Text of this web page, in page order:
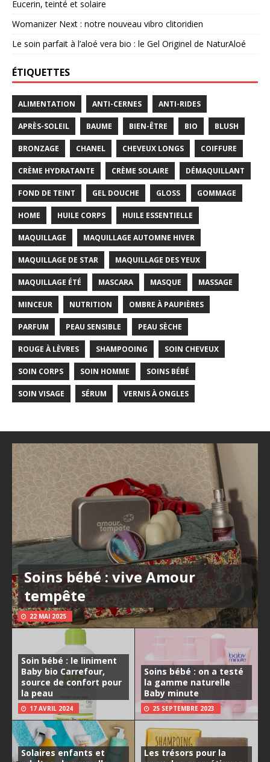
Eucerin, teinté et solaire
Womanizer Next : notre nouveau vibro clitoridien
Le soin parfait à l’aloé vera bio : le Gel Originel de NaturAloé
ÉTIQUETTES
ALIMENTATION ANTI-CERNES ANTI-RIDES
APRÈS-SOLEIL BAUME BIEN-ÊTRE BIO BLUSH
BRONZAGE CHANEL CHEVEUX LONGS COIFFURE
CRÈME HYDRATANTE CRÈME SOLAIRE DÉMAQUILLANT
FOND DE TEINT GEL DOUCHE GLOSS GOMMAGE
HOME HUILE CORPS HUILE ESSENTIELLE
MAQUILLAGE MAQUILLAGE AUTOMNE HIVER
MAQUILLAGE DE STAR MAQUILLAGE DES YEUX
MAQUILLAGE ÉTÉ MASCARA MASQUE MASSAGE
MINCEUR NUTRITION OMBRE À PAUPIÈRES
PARFUM PEAU SENSIBLE PEAU SÈCHE
ROUGE À LÈVRES SHAMPOOING SOIN CHEVEUX
SOIN CORPS SOIN HOMME SOINS BÉBÉ
SOIN VISAGE SÉRUM VERNIS À ONGLES
Soins bébé : vive Amour
tempête
22 MAI 2025
Soin bébé : le liniment
Baby bio Carrefour,
source de confort pour
la peau
17 AVRIL 2024
Soins bébé : on a testé
la gamme naturelle
Baby minute
25 SEPTEMBRE 2023
Solaires enfants et
Les trésors pour la